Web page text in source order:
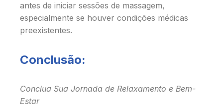
antes de iniciar sessões de massagem,
especialmente se houver condições médicas
preexistentes.
Conclusão:
Conclua Sua Jornada de Relaxamento e Bem-
Estar